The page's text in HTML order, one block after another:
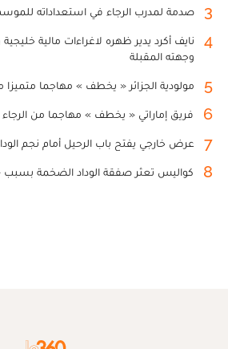
3 صدمة لمدرب الرجاء في استعداداته
4
نايف أكرد يدير ظهره لاغراءات مالية
وجهته المقبلة
5 مولودية الجزائر « يخطف » مهاجما متميزا
6 فريق إماراتي « يخطف » مهاجما من الرجاء
7 عرض خارجي يفتح باب الرحيل أمام نجم
8 كواليس تعثر صفقة الوداد الضخمة